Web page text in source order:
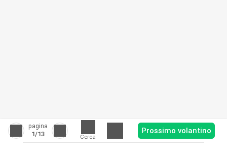
pagina
1/13 Cerca
Prossimo volantino